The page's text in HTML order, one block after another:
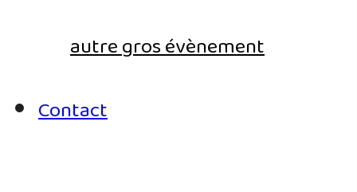
autre gros évènement
Contact